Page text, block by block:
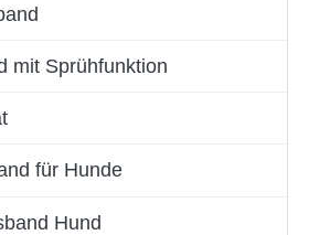
mit Sprühfunktion
für Hunde
Hund